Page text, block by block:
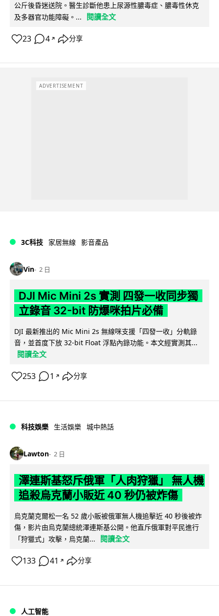
公斤後昏迷送院。醫生診斷他患上尿源性膿毒症、膿毒性休克
及多器官功能障礙。...
閱讀全文
23 4 ↗ 分享
ADVERTISEMENT
3C科技 家居無線 影音產品
Vin 2 日
DJI Mic Mini 2s 實測 四發一收同步獨
立錄音 32-bit 防爆咪拍片必備
DJI 最新推出的 Mic Mini 2s 無線咪支援「四發一收」分軌錄
音，並首度下放 32-bit Float 浮點內錄功能。本文經實測其...
閱讀全文
253 1 ↗ 分享
科技娛樂 生活娛樂 城中熱話
Lawton 2 日
澤連斯基怒斥俄軍「人肉狩獵」 無人機
追殺烏克蘭小販近 40 秒仍被炸傷
烏克蘭克爾松一名 52 歲小販被俄軍無人機追擊近 40 秒後被炸
傷，影片由烏克蘭總統澤連斯基公開。他直斥俄軍對平民進行
「狩獵式」攻擊，烏克蘭...
閱讀全文
133 41 ↗ 分享
人工智能